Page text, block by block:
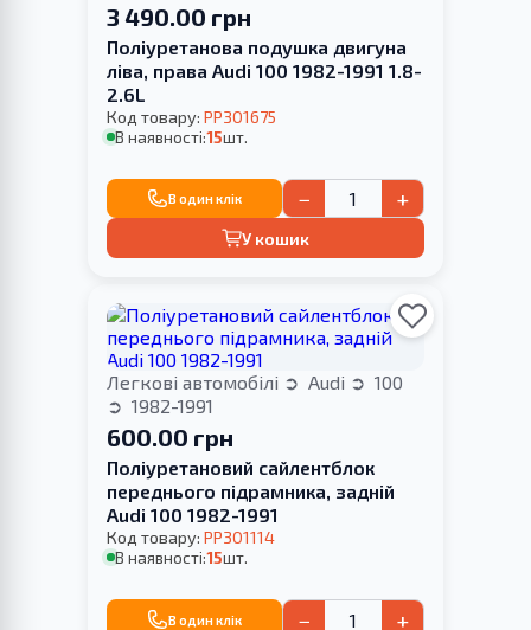
3 490.00 грн
Поліуретанова подушка двигуна
ліва, права Audi 100 1982-1991 1.8-
2.6L
Код товару: PP301675
В наявності:15шт.
В один клік − +
У кошик
Легкові автомобілі Audi
100
1982-1991
600.00 грн
Поліуретановий сайлентблок
переднього підрамника, задній
Audi 100 1982-1991
Код товару: PP301114
В наявності:15шт.
В один клік − +